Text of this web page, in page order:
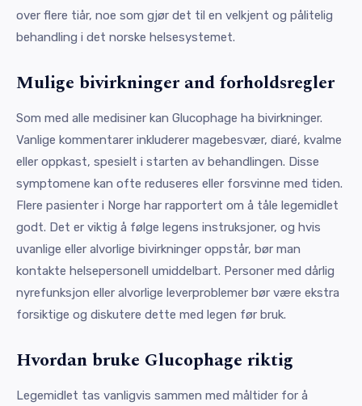
over flere tiår, noe som gjør det til en velkjent og pålitelig
behandling i det norske helsesystemet.
Mulige bivirkninger and forholdsregler
Som med alle medisiner kan Glucophage ha bivirkninger.
Vanlige kommentarer inkluderer magebesvær, diaré, kvalme
eller oppkast, spesielt i starten av behandlingen. Disse
symptomene kan ofte reduseres eller forsvinne med tiden.
Flere pasienter i Norge har rapportert om å tåle legemidlet
godt. Det er viktig å følge legens instruksjoner, og hvis
uvanlige eller alvorlige bivirkninger oppstår, bør man
kontakte helsepersonell umiddelbart. Personer med dårlig
nyrefunksjon eller alvorlige leverproblemer bør være ekstra
forsiktige og diskutere dette med legen før bruk.
Hvordan bruke Glucophage riktig
Legemidlet tas vanligvis sammen med måltider for å